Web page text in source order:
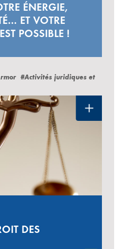
ÉNERGIE,
ET VOTRE
POSSIBLE !
#Activités juridiques et
DES